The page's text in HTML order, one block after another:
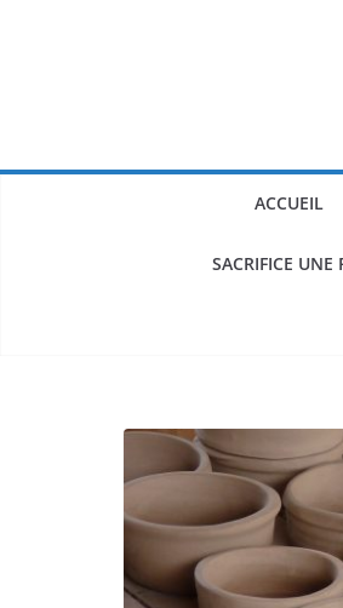
ACCUEIL
SACRIFICE UNE